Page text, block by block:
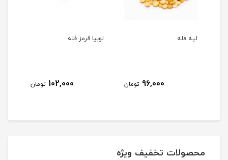
لپه فله
96,000 تومان
لوبیا قرمز فله
102,000 تومان
محصولات تخفیف ویژه